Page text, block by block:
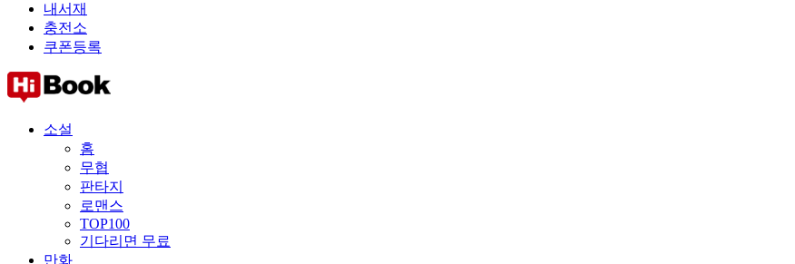
내서재
충전소
쿠폰등록
소설
홈
무협
판타지
로맨스
TOP100
기다리면 무료
만화